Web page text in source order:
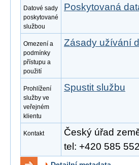
Datové sady
poskytované
službou
Poskytovaná
Omezení a
podmínky
přístupu a
použití
Zásady užívání
Prohlížení
služby ve
veřejném
klientu
Spustit službu
Kontakt
Český úřad
tel: +420 585